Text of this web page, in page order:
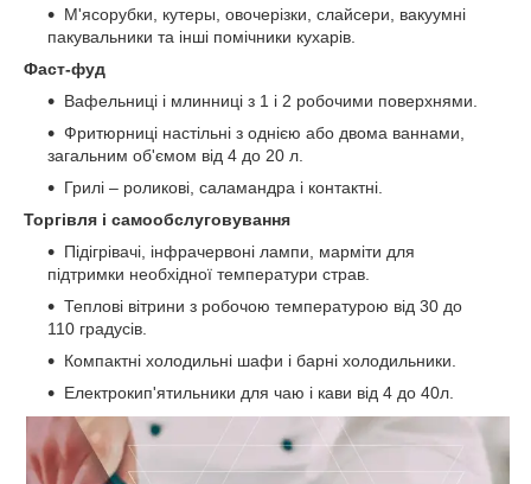
М'ясорубки, кутеры, овочерізки, слайсери, вакуумні
пакувальники та інші помічники кухарів.
Фаст-фуд
Вафельниці і млинниці з 1 і 2 робочими поверхнями.
Фритюрниці настільні з однією або двома ваннами,
загальним об'ємом від 4 до 20 л.
Грилі – роликові, саламандра і контактні.
Торгівля і самообслуговування
Підігрівачі, інфрачервоні лампи, марміти для
підтримки необхідної температури страв.
Теплові вітрини з робочою температурою від 30 до
110 градусів.
Компактні холодильні шафи і барні холодильники.
Електрокип'ятильники для чаю і кави від 4 до 40л.